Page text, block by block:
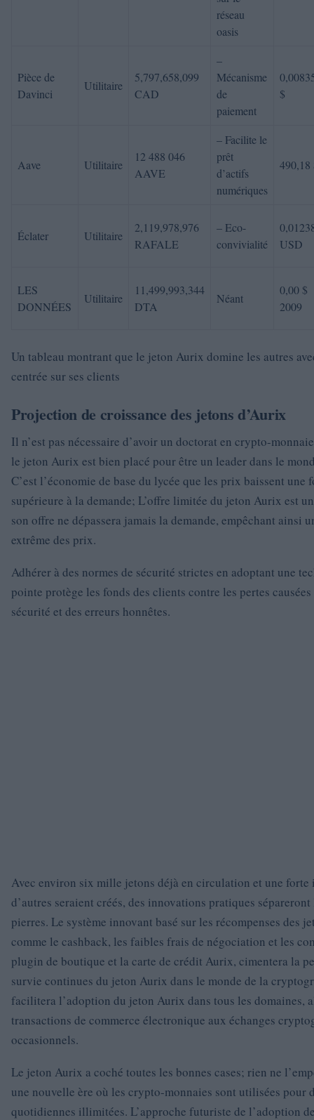
réseau
oasis
Pièce de
Davinci
Utilitaire
5,797,658,099
CAD
–
Mécanisme
de
paiement
$
Aave Utilitaire
12 488 046
AAVE
– Facilite le
prêt
d’actifs
numériques
490,18
Éclater Utilitaire
2,119,978,976
RAFALE
– Eco-
convivialité
USD
LES
DONNÉES
Utilitaire
11,499,993,344
DTA
Néant
0,00 $
2009
Un tableau montrant que le jeton Aurix domine les autres
centrée sur ses clients
Projection de croissance des jetons d’Aurix
Il n’est pas nécessaire d’avoir un doctorat en crypto-
le jeton Aurix est bien placé pour être un leader dans le
C’est l’économie de base du lycée que les prix baissent une
supérieure à la demande; L’offre limitée du jeton Aurix est
son offre ne dépassera jamais la demande, empêchant ainsi
extrême des prix.
Adhérer à des normes de sécurité strictes en adoptant une
pointe protège les fonds des clients contre les pertes
sécurité et des erreurs honnêtes.
Avec environ six mille jetons déjà en circulation et une
d’autres seraient créés, des innovations pratiques
pierres. Le système innovant basé sur les récompenses des
comme le cashback, les faibles frais de négociation et les
plugin de boutique et la carte de crédit Aurix, cimentera la
survie continues du jeton Aurix dans le monde de la
facilitera l’adoption du jeton Aurix dans tous les domaines,
transactions de commerce électronique aux échanges
occasionnels.
Le jeton Aurix a coché toutes les bonnes cases; rien ne
une nouvelle ère où les crypto-monnaies sont utilisées pour
quotidiennes illimitées. L’approche futuriste de l’adoption